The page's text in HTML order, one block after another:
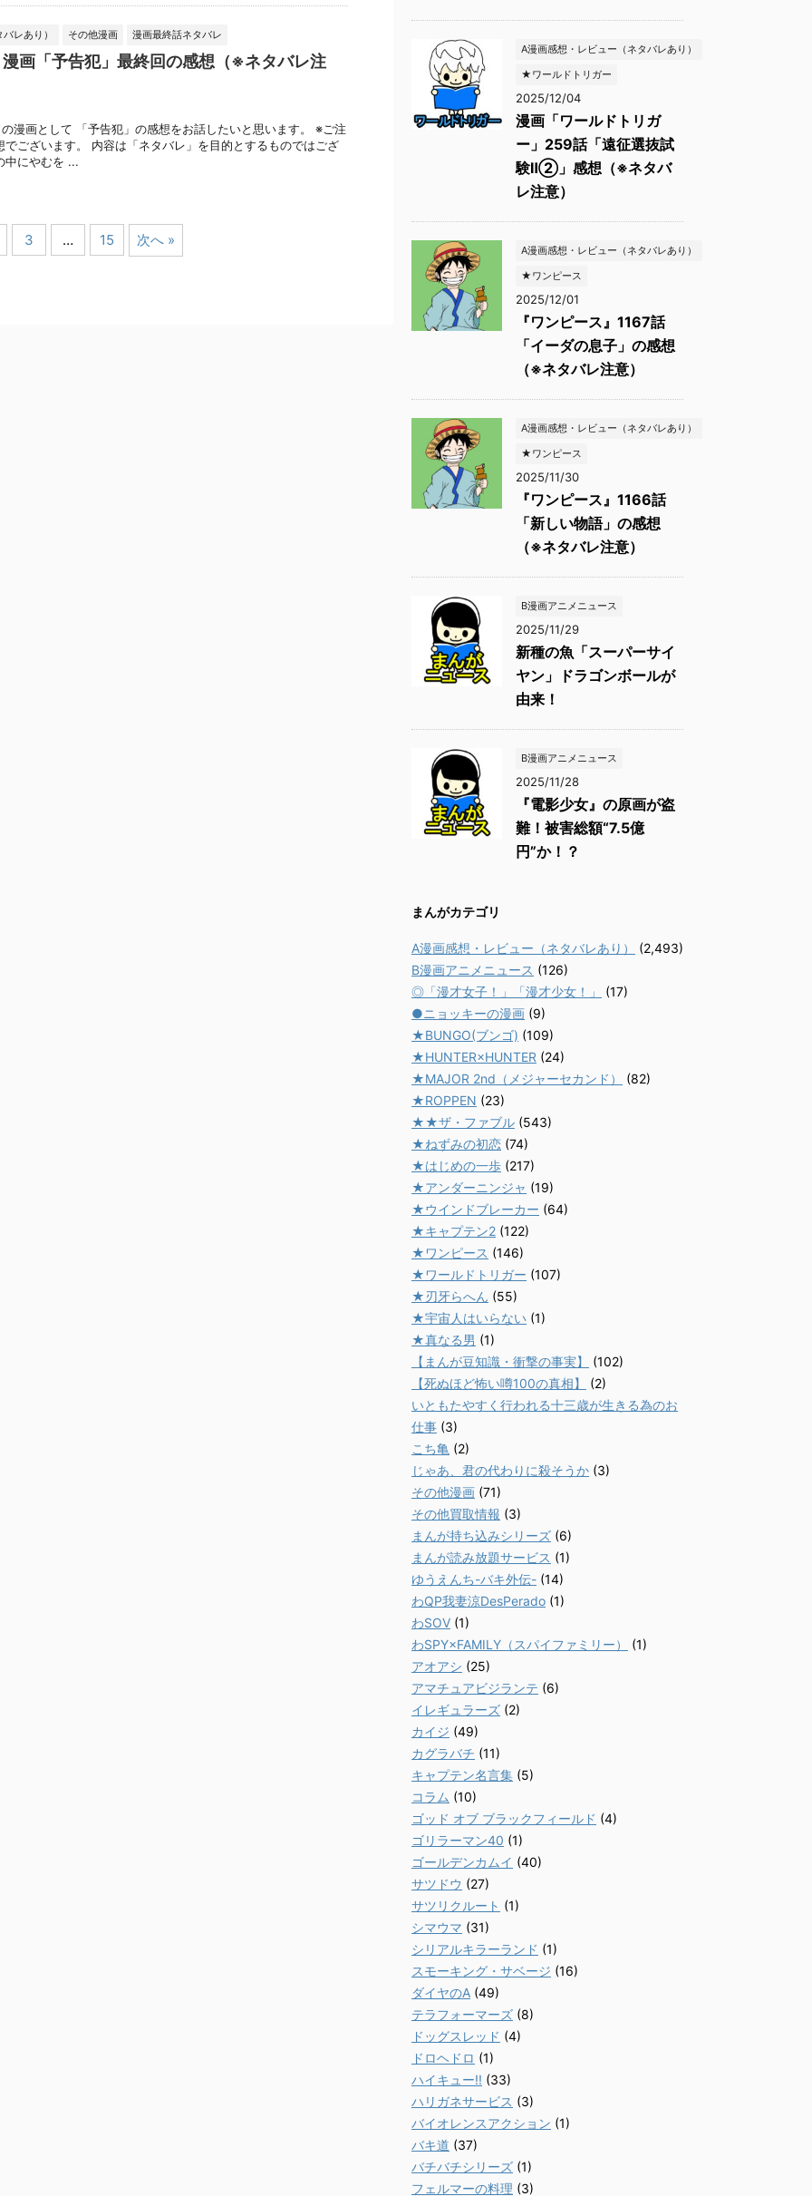
レあり） その他漫画 漫画最終話ネタバレ
画「予告犯」最終回の感想（※ネタバレ注
漫画として 「予告犯」の感想をお話したいと思います。 ※ご注
ございます。 内容は「ネタバレ」を目的とするものではござ
中にやむを ...
3 … 15 次へ »
A漫画感想・レビュー（ネタバレあり）
★ワールドトリガー
2025/12/04
漫画「ワールドトリガ
ー」259話「遠征選抜試
験Ⅱ②」感想（※ネタバ
レ注意）
A漫画感想・レビュー（ネタバレあり）
★ワンピース
2025/12/01
『ワンピース』1167話
「イーダの息子」の感想
（※ネタバレ注意）
A漫画感想・レビュー（ネタバレあり）
★ワンピース
2025/11/30
『ワンピース』1166話
「新しい物語」の感想
（※ネタバレ注意）
B漫画アニメニュース
2025/11/29
新種の魚「スーパーサイ
ヤン」ドラゴンボールが
由来！
B漫画アニメニュース
2025/11/28
『電影少女』の原画が盗
難！被害総額“7.5億
円”か！？
まんがカテゴリ
A漫画感想・レビュー（ネタバレあり）
(2,493)
B漫画アニメニュース (126)
◎「漫才女子！」「漫才少女！」
(17)
●ニョッキーの漫画 (9)
★BUNGO(ブンゴ) (109)
★HUNTER×HUNTER (24)
★MAJOR 2nd（メジャーセカンド）
(82)
★ROPPEN (23)
★★ザ・ファブル (543)
★ねずみの初恋 (74)
★はじめの一歩 (217)
★アンダーニンジャ (19)
★ウインドブレーカー (64)
★キャプテン2 (122)
★ワンピース (146)
★ワールドトリガー (107)
★刃牙らへん (55)
★宇宙人はいらない (1)
★真なる男 (1)
【まんが豆知識・衝撃の事実】
(102)
【死ぬほど怖い噂100の真相】
(2)
いともたやすく行われる十三歳が生きる為のお
仕事 (3)
こち亀 (2)
じゃあ、君の代わりに殺そうか (3)
その他漫画 (71)
その他買取情報 (3)
まんが持ち込みシリーズ (6)
まんが読み放題サービス (1)
ゆうえんち-バキ外伝- (14)
わQP我妻涼DesPerado (1)
わSOV (1)
わSPY×FAMILY（スパイファミリー）
(1)
アオアシ (25)
アマチュアビジランテ (6)
イレギュラーズ (2)
カイジ (49)
カグラバチ (11)
キャプテン名言集 (5)
コラム (10)
ゴッド オブ ブラックフィールド (4)
ゴリラーマン40 (1)
ゴールデンカムイ (40)
サツドウ (27)
サツリクルート (1)
シマウマ (31)
シリアルキラーランド (1)
スモーキング・サベージ (16)
ダイヤのA (49)
テラフォーマーズ (8)
ドッグスレッド (4)
ドロヘドロ (1)
ハイキュー!! (33)
ハリガネサービス (3)
バイオレンスアクション (1)
バキ道 (37)
バチバチシリーズ (1)
フェルマーの料理 (3)